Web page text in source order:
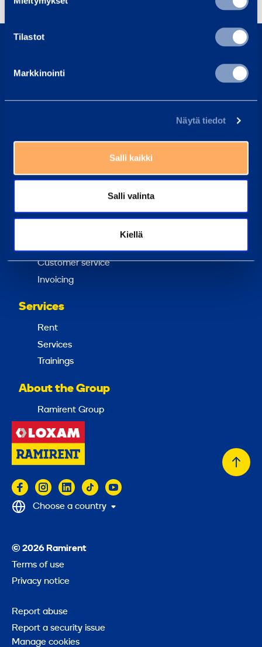
Tilastot
Markkinointi
Näytä tiedot
Salli kaikki
Salli valinta
Kiellä
0800 171 414
asiakaspalvelu@ramirent.fi
Here we have gathered the answers to the most
Ramirent Finland
Customer service
Invoicing
Services
Rent
Services
Trainings
About the Group
Ramirent Group
Back
© 2026 Ramirent
Terms of use
Privacy notice
Report abuse
Report a security issue
Manage cookies
Choose a country